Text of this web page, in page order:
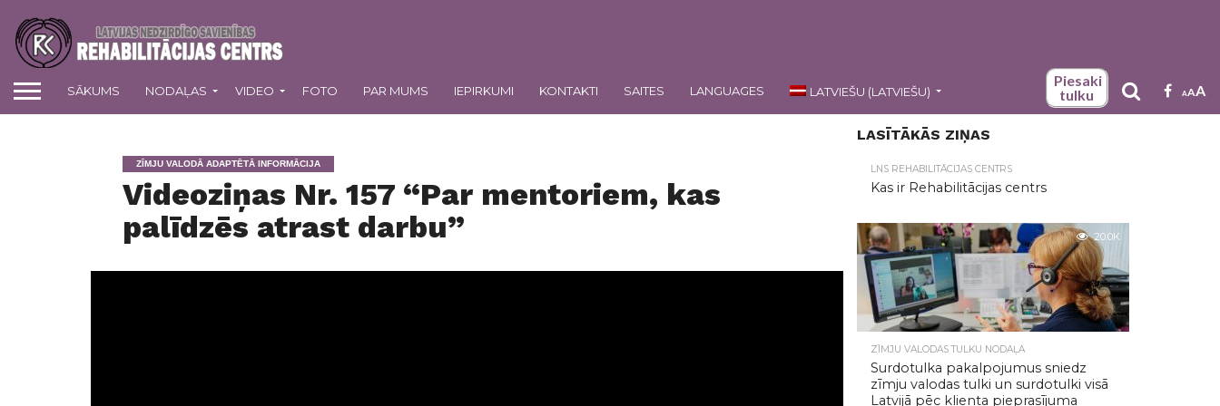
SĀKUMS NODAĻAS VIDEO FOTO PAR MUMS IEPIRKUMI KONTAKTI SAITES LANGUAGES LATVIEŠU (LATVIEŠU)
Piesaki
tulku
AAA
ZĪMJU VALODĀ ADAPTĒTĀ INFORMĀCIJA
Videoziņas Nr. 157 “Par mentoriem, kas
palīdzēs atrast darbu”
LASĪTĀKĀS ZIŅAS
LNS REHABILITĀCIJAS CENTRS
Kas ir Rehabilitācijas centrs
20.0K
ZĪMJU VALODAS TULKU NODAĻA
Surdotulka pakalpojumus sniedz
zīmju valodas tulki un surdotulki visā
Latvijā pēc klienta pieprasījuma